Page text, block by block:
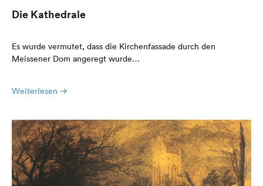
Die Kathedrale
Es wurde vermutet, dass die Kirchenfassade durch den
Meissener Dom angeregt wurde…
Weiterlesen